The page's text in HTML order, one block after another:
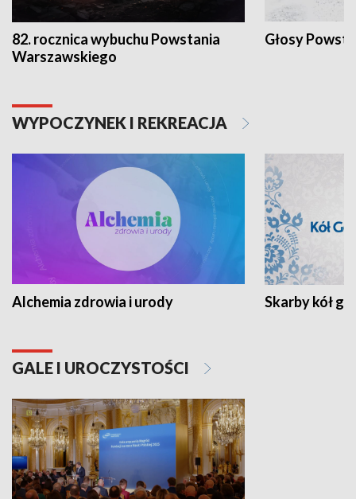
82. rocznica wybuchu Powstania
Warszawskiego
Głosy
WYPOCZYNEK I REKREACJA
Alchemia zdrowia i urody Skarby kół
GALE I UROCZYSTOŚCI